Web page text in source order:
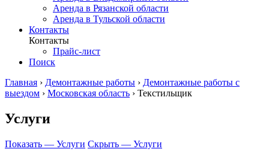
Аренда в Рязанской области
Аренда в Тульской области
Контакты
Контакты
Прайс-лист
Поиск
Главная › Демонтажные работы › Демонтажные работы с
выездом › Московская область › Текстильщик
Услуги
Показать — Услуги Скрыть — Услуги